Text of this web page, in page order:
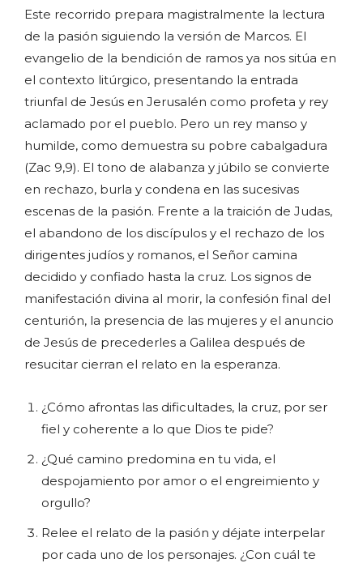
Este recorrido prepara magistralmente la lectura
de la pasión siguiendo la versión de Marcos. El
evangelio de la bendición de ramos ya nos sitúa en
el contexto litúrgico, presentando la entrada
triunfal de Jesús en Jerusalén como profeta y rey
aclamado por el pueblo. Pero un rey manso y
humilde, como demuestra su pobre cabalgadura
(Zac 9,9). El tono de alabanza y júbilo se convierte
en rechazo, burla y condena en las sucesivas
escenas de la pasión. Frente a la traición de Judas,
el abandono de los discípulos y el rechazo de los
dirigentes judíos y romanos, el Señor camina
decidido y confiado hasta la cruz. Los signos de
manifestación divina al morir, la confesión final del
centurión, la presencia de las mujeres y el anuncio
de Jesús de precederles a Galilea después de
resucitar cierran el relato en la esperanza.
¿Cómo afrontas las dificultades, la cruz, por ser
fiel y coherente a lo que Dios te pide?
¿Qué camino predomina en tu vida, el
despojamiento por amor o el engreimiento y
orgullo?
Relee el relato de la pasión y déjate interpelar
por cada uno de los personajes. ¿Con cuál te